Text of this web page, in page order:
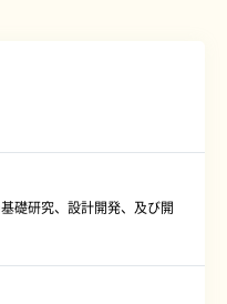
礎研究、設計開発、及び開